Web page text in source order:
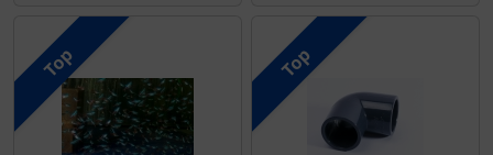
Top Top